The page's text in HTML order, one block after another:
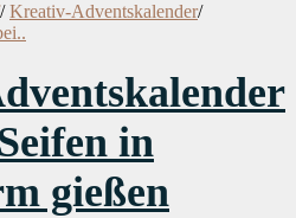
/ Kreativ-Adventskalender/
in
gießen